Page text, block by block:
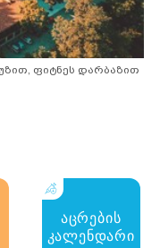
ფიტნეს დარბაზით
აცრების
კალენდარი